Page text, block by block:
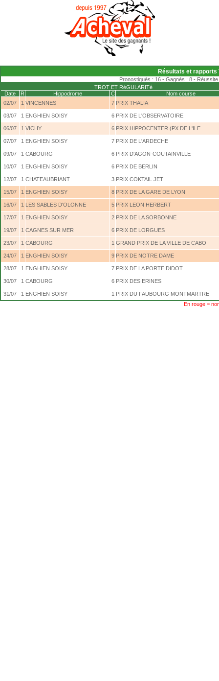
Résultats et rapports
Pronostiqués : 16 - Gagnés : 8 -
TROT ET RéGULARITé
Date
R Hippodrome C
Nom course
02/07
1 VINCENNES 7 PRIX THALIA
03/07 1 ENGHIEN SOISY 6 PRIX DE L'OBSERVATOIRE
06/07 1 VICHY 6 PRIX HIPPOCENTER (PX DE L'ILE
07/07 1 ENGHIEN SOISY 7 PRIX DE L'ARDECHE
09/07 1 CABOURG 6 PRIX D'AGON-COUTAINVILLE
10/07 1 ENGHIEN SOISY 6 PRIX DE BERLIN
12/07 1 CHATEAUBRIANT 3 PRIX COKTAIL JET
15/07 1 ENGHIEN SOISY 8 PRIX DE LA GARE DE LYON
16/07 1 LES SABLES D'OLONNE 5 PRIX LEON HERBERT
17/07 1 ENGHIEN SOISY 2 PRIX DE LA SORBONNE
19/07 1 CAGNES SUR MER 6 PRIX DE LORGUES
23/07 1 CABOURG 1 GRAND PRIX DE LA VILLE DE CABO
24/07 1 ENGHIEN SOISY 9 PRIX DE NOTRE DAME
28/07 1 ENGHIEN SOISY 7 PRIX DE LA PORTE DIDOT
30/07 1 CABOURG 6 PRIX DES ERINES
31/07 1 ENGHIEN SOISY 1 PRIX DU FAUBOURG MONTMARTRE
En rouge =